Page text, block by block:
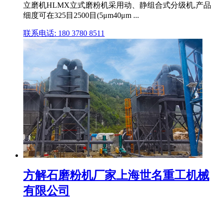
立磨机HLMX立式磨粉机采用动、静组合式分级机,产品
细度可在325目2500目(5μm40μm ...
联系电话: 180 3780 8511
方解石磨粉机厂家上海世名重工机械
有限公司